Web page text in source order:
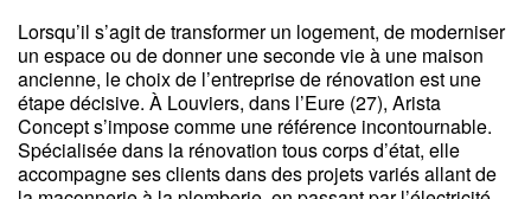
Lorsqu’il s’agit de transformer un logement, de moderniser
un espace ou de donner une seconde vie à une maison
ancienne, le choix de l’entreprise de rénovation est une
étape décisive. À Louviers, dans l’Eure (27), Arista
Concept s’impose comme une référence incontournable.
Spécialisée dans la rénovation tous corps d’état, elle
accompagne ses clients dans des projets variés allant de